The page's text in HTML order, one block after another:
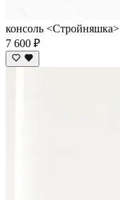
консоль <Стройняшка>
7 600 ₽